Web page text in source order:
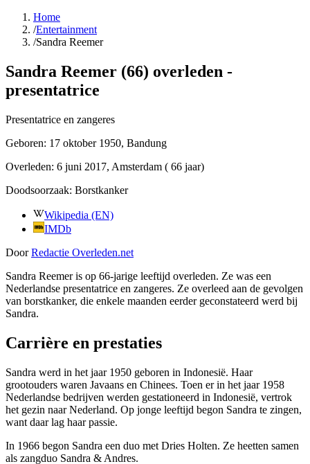
Home
/Entertainment
/Sandra Reemer
Sandra Reemer (66) overleden -
presentatrice
Presentatrice en zangeres
Geboren: 17 oktober 1950, Bandung
Overleden: 6 juni 2017, Amsterdam ( 66 jaar)
Doodsoorzaak: Borstkanker
Wikipedia (EN)
IMDb
Door Redactie Overleden.net
Sandra Reemer is op 66-jarige leeftijd overleden. Ze was een
Nederlandse presentatrice en zangeres. Ze overleed aan de gevolgen
van borstkanker, die enkele maanden eerder geconstateerd werd bij
Sandra.
Carrière en prestaties
Sandra werd in het jaar 1950 geboren in Indonesië. Haar
grootouders waren Javaans en Chinees. Toen er in het jaar 1958
Nederlandse bedrijven werden gestationeerd in Indonesië, vertrok
het gezin naar Nederland. Op jonge leeftijd begon Sandra te zingen,
want daar lag haar passie.
In 1966 begon Sandra een duo met Dries Holten. Ze heetten samen
als zangduo Sandra & Andres.